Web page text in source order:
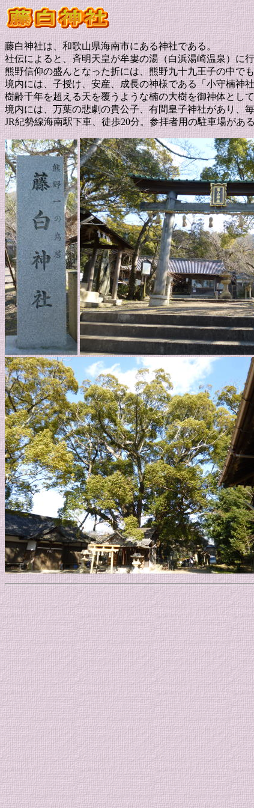
藤白神社は、和歌山県海南市にある神社である。
社伝によると、斉明天皇が牟婁の湯（白浜湯崎温泉）に
熊野信仰の盛んとなった折には、熊野九十九王子の中で
境内には、子授け、安産、成長の神様である「小守楠神
樹齢千年を超える天を覆うような楠の大樹を御神体とし
境内には、万葉の悲劇の貴公子、有間皇子神社があり、
JR紀勢線海南駅下車、徒歩20分。参拝者用の駐車場があ